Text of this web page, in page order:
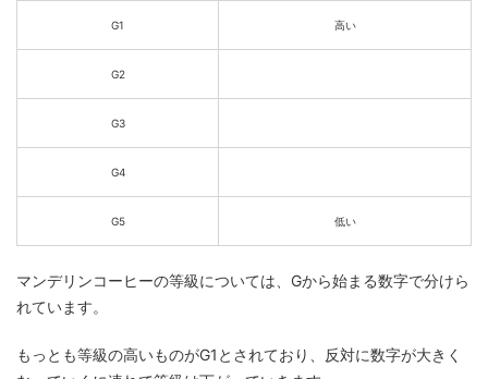
G1 高い
G2
G3
G4
G5 低い
マンデリンコーヒーの等級については、Gから始まる数字で分けら
れています。
もっとも等級の高いものがG1とされており、反対に数字が大きく